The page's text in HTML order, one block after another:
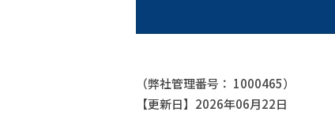
（弊社管理番号： 1000465）
【更新日】2026年06月22日